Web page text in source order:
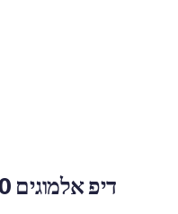
דיפ אלמוגים 500 מ"ל